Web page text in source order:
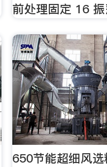
前处理固定 16
650节能超细风